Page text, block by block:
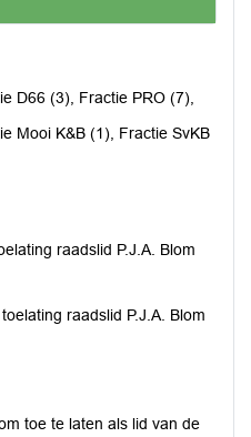
D66 (3), Fractie PRO (7),
Mooi K&B (1), Fractie SvKB
raadslid P.J.A. Blom
raadslid P.J.A. Blom
toe te laten als lid van de